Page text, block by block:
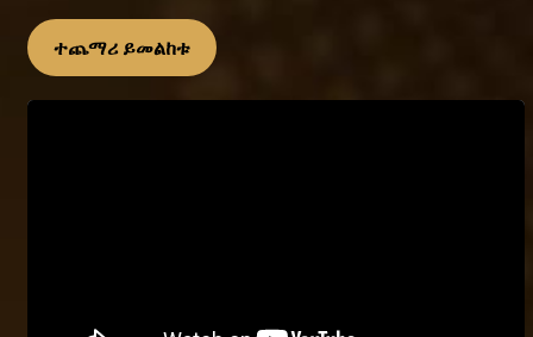
ተጨማሪ ይመልከቱ